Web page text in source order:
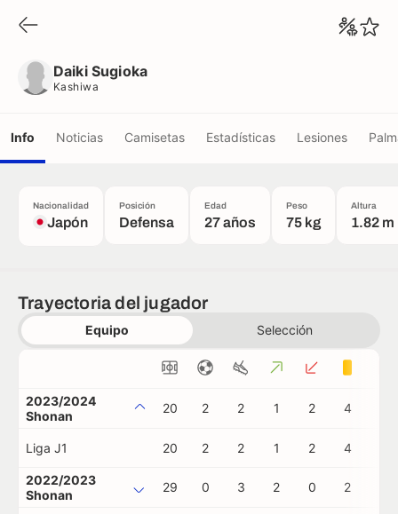
Daiki Sugioka
Kashiwa
Info Noticias Camisetas Estadísticas Lesiones
Nacionalidad
Japón
Posición
Defensa
Edad
27 años
Peso
75 kg
Altura
1.82 m
Trayectoria del jugador
Equipo Selección
2023/2024
Shonan
20 2 2 1 2 4
Liga J1 20 2 2 1 2 4
2022/2023
Shonan
29 0 3 2 0 2